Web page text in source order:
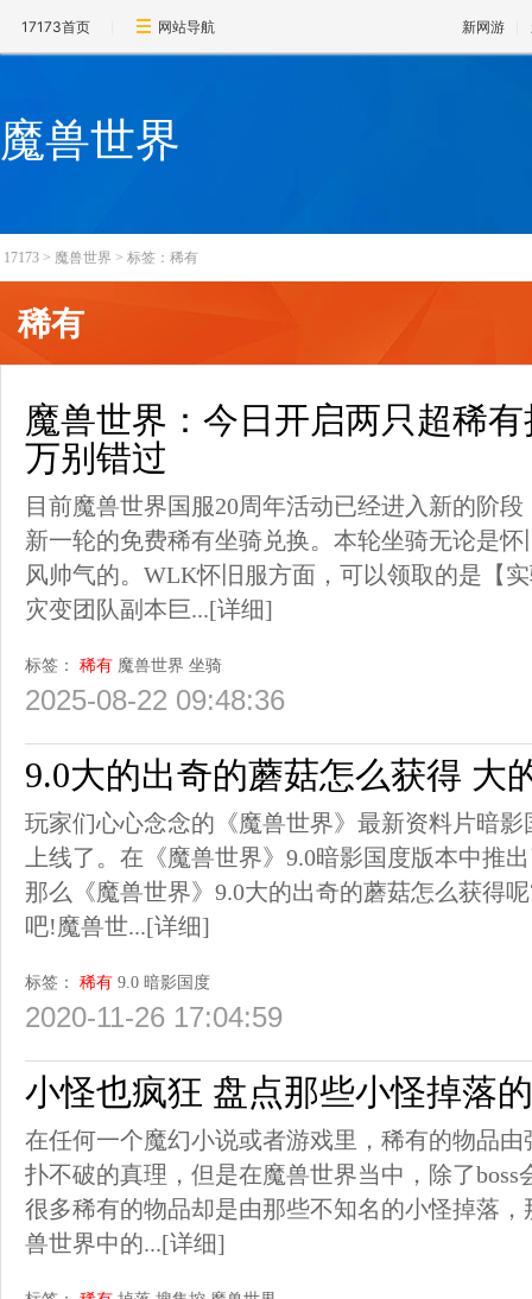
17173首页 网站导航 新网游
魔兽世界
17173 > 魔兽世界 > 标签：稀有
稀有
魔兽世界：今日开启两只超稀
万别错过
目前魔兽世界国服20周年活动已经进入新的阶
新一轮的免费稀有坐骑兑换。本轮坐骑无论是
风帅气的。WLK怀旧服方面，可以领取的是【
灾变团队副本巨...[详细]
标签： 稀有 魔兽世界 坐骑
2025-08-22 09:48:36
9.0大的出奇的蘑菇怎么获得 大
玩家们心心念念的《魔兽世界》最新资料片暗影
上线了。在《魔兽世界》9.0暗影国度版本中推
那么《魔兽世界》9.0大的出奇的蘑菇怎么获得
吧!魔兽世...[详细]
标签： 稀有 9.0 暗影国度
2020-11-26 17:04:59
小怪也疯狂 盘点那些小怪掉落
在任何一个魔幻小说或者游戏里，稀有的物品由
扑不破的真理，但是在魔兽世界当中，除了
很多稀有的物品却是由那些不知名的小怪掉落
兽世界中的...[详细]